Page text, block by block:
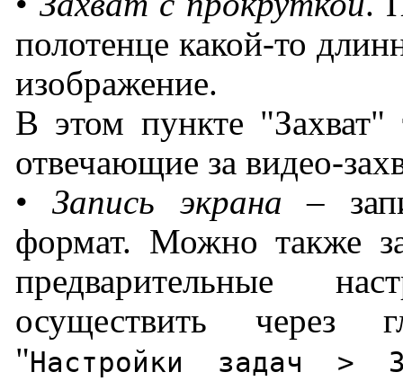
полотенце какой-то
изображение.
В этом пункте "Захват"
отвечающие за видео-
•Запись экрана –
формат. Можно также
предварительные
осуществить через
"Настройки задач >